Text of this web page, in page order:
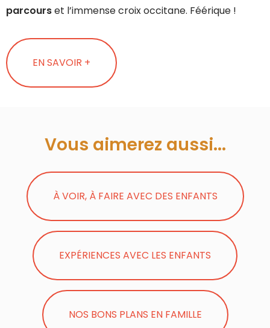
parcourset l’immense croix occitane. Féérique !
EN SAVOIR +
Vous aimerez aussi...
À VOIR, À FAIRE AVEC DES ENFANTS
EXPÉRIENCES AVEC LES ENFANTS
NOS BONS PLANS EN FAMILLE